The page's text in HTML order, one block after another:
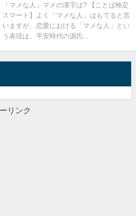
「マメな人」マメの漢字は? 【ことば検定
スマート】よく「マメな人」はもてると言
いますが、恋愛における「マメな人」とい
う表現は、平安時代の源氏...
リンク